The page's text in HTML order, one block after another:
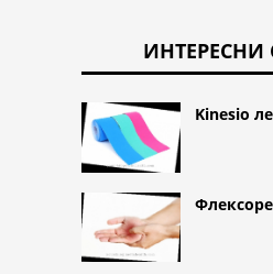
ИНТЕРЕСНИ
Kinesio